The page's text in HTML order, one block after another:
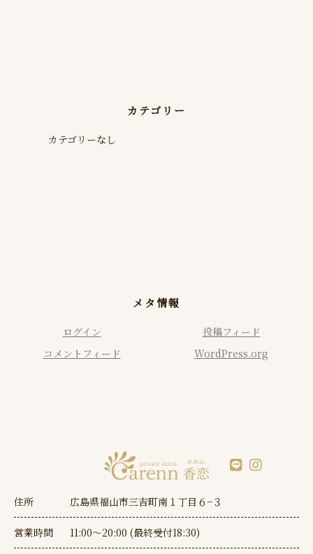
カテゴリー
カテゴリーなし
メタ情報
ログイン
投稿フィード
コメントフィード
WordPress.org
住所 広島県福山市三吉町南１丁目６−３
営業時間 11:00～20:00 (最終受付18:30)